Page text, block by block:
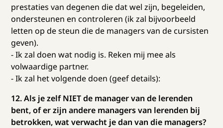
prestaties van degenen die dat wel zijn, begeleiden,
ondersteunen en controleren (ik zal bijvoorbeeld
letten op de steun die de managers van de cursisten
geven).
- Ik zal doen wat nodig is. Reken mij mee als
volwaardige partner.
- Ik zal het volgende doen (geef details):
12. Als je zelf NIET de manager van de lerenden
bent, of er zijn andere managers van lerenden bij
betrokken, wat verwacht je dan van die managers?